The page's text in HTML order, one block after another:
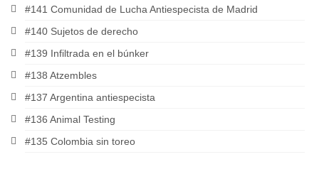
#141 Comunidad de Lucha Antiespecista de Madrid
#140 Sujetos de derecho
#139 Infiltrada en el búnker
#138 Atzembles
#137 Argentina antiespecista
#136 Animal Testing
#135 Colombia sin toreo